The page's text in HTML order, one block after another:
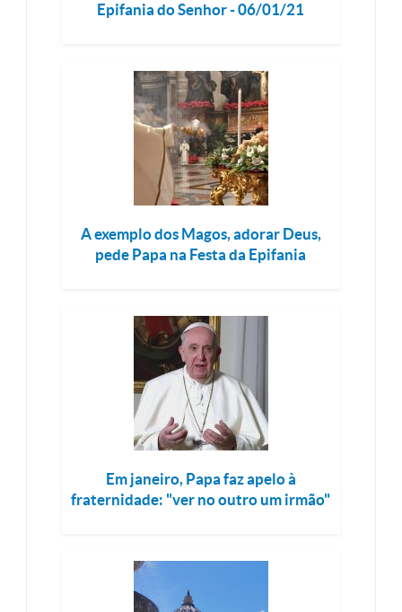
Epifania do Senhor - 06/01/21
A exemplo dos Magos, adorar Deus,
pede Papa na Festa da Epifania
Em janeiro, Papa faz apelo à
fraternidade: "ver no outro um irmão"